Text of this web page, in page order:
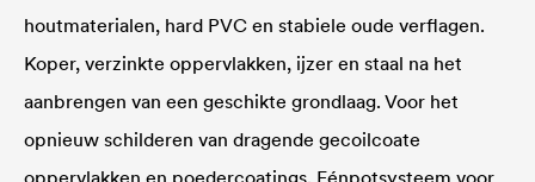
houtmaterialen, hard PVC en stabiele oude verflagen.
Koper, verzinkte oppervlakken, ijzer en staal na het
aanbrengen van een geschikte grondlaag. Voor het
opnieuw schilderen van dragende gecoilcoate
oppervlakken en poedercoatings. Eénpotsysteem voor